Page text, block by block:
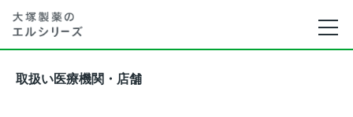
取扱い医療機関・店舗